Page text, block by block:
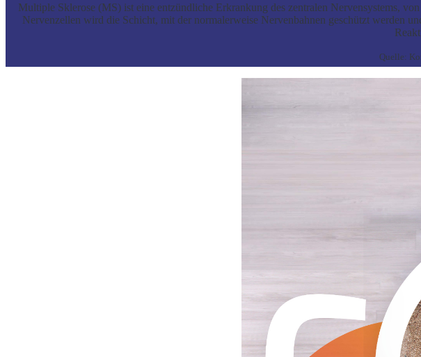
Multiple Sklerose (MS) ist eine entzündliche Erkrankung des zentralen Nervensystems,
Nervenzellen wird die Schicht, mit der normalerweise Nervenbahnen geschützt werden
Quelle: